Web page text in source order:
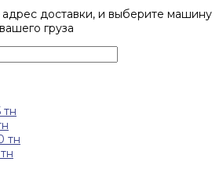
доставки, и выберите машину
груза
тн
тн